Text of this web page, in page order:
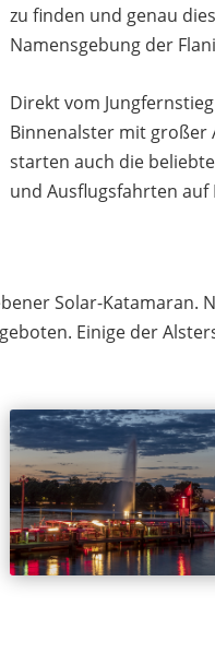
zu finden und genau
Namensgebung der
Direkt vom
Binnenalster mit großer
starten auch die
und Ausflugsfahrten
Solar-Katamaran.
Einige der